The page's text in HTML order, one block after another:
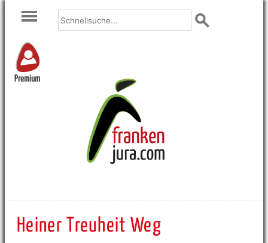
Premium
Heiner Treuheit Weg